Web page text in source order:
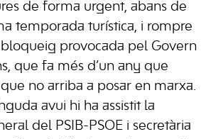
de forma urgent, abans de
temporada turística, i rompre
provocada pel Govern
que fa més d’un any que
no arriba a posar en marxa.
avui hi ha assistit la
del PSIB-PSOE i secretària